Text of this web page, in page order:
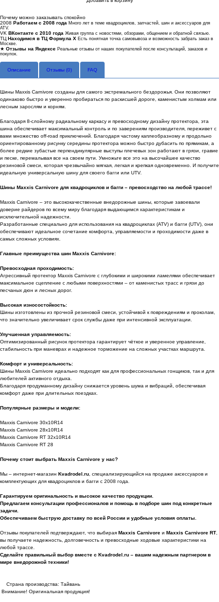
Почему можно заказывать спокойно
2008 Работаем с 2008 года Много лет в теме квадроциклов, запчастей, шин и аксессуаров для
ATV.
VK ВКонтакте с 2010 года Живая группа с новостями, обзорами, общением и обратной связью.
ТЦ Находимся в ТЦ Формула Х Есть понятная точка самовывоза и возможность забрать заказ в
Москве.
★ Отзывы на Яндексе Реальные отзывы от наших покупателей после консультаций, заказов и
покупок.
Описание Отзывы (0) FAQ
Шины Maxxis Carnivore созданы для самого экстремального бездорожья. Они позволяют
одинаково быстро и уверенно пробираться по раскисшей дороге, каменистым холмам или
лесным зарослям и корням.
Благодаря 8-слойному радиальному каркасу и превосходному дизайну протектора, эта
шина обеспечивает максимальный контроль и по заверениям производителя, переживет с
вами множество off-road приключений. Благодаря частому каплеобразному и продольно
ориентированному рисунку середины протектора можно быстро дубасить по прямикам, а
более редкие зубастые перпендикулярные выступы плечевых зон работают в грязи, гравие
и песке, перемалывая все на своем пути. Умножьте все это на высочайшее качество
резиновой смеси, которая чрезвычайно мягкая, легкая и крепкая одновременно. И получите
идеальную универсальную шину для своего багги или UTV.
Шины Maxxis Carnivore для квадроциклов и багги – превосходство на любой трассе!
Maxxis Carnivore – это высококачественные внедорожные шины, которые завоевали
доверие райдеров по всему миру благодаря выдающимся характеристикам и
исключительной надежности.
Разработанные специально для использования на квадроциклах (ATV) и багги (UTV), они
обеспечивают идеальное сочетание комфорта, управляемости и проходимости даже в
самых сложных условиях.
Главные преимущества шин Maxxis Carnivore:
Превосходная проходимость:
Агрессивный протектор Maxxis Carnivore с глубокими и широкими ламелями обеспечивает
максимальное сцепление с любыми поверхностями – от каменистых трасс и грязи до
песчаных дюн и лесных дорог.
Высокая износостойкость:
Шины изготовлены из прочной резиновой смеси, устойчивой к повреждениям и проколам,
что значительно увеличивает срок службы даже при интенсивной эксплуатации.
Улучшенная управляемость:
Оптимизированный рисунок протектора гарантирует чёткое и уверенное управление,
стабильность при маневрах и надежное торможение на сложных участках маршрута.
Комфорт и универсальность:
Шины Maxxis Carnivore идеально подходят как для профессиональных гонщиков, так и для
любителей активного отдыха.
Благодаря продуманному дизайну снижается уровень шума и вибраций, обеспечивая
комфорт даже при длительных поездках.
Популярные размеры и модели:
Maxxis Carnivore 30x10R14
Maxxis Carnivore 28x10R14
Maxxis Carnivore RT 32x10R14
Maxxis Carnivore RT 28
Почему стоит выбрать Maxxis Carnivore у нас?
Мы – интернет-магазин Kvadrodel.ru, специализирующийся на продаже аксессуаров и
комплектующих для квадроциклов и багги с 2008 года.
Гарантируем оригинальность и высокое качество продукции.
Предлагаем консультации профессионалов и помощь в подборе шин под конкретные
задачи.
Обеспечиваем быструю доставку по всей России и удобные условия оплаты.
Отзывы покупателей подтверждают, что выбирая Maxxis Carnivore и Maxxis Carnivore RT,
вы получаете надежность, долговечность и превосходные ходовые характеристики на
любой трассе.
Сделайте правильный выбор вместе с Kvadrodel.ru – вашим надежным партнером в
мире внедорожной техники!
Страна производства: Тайвань
Внимание! Оригинальная продукция!